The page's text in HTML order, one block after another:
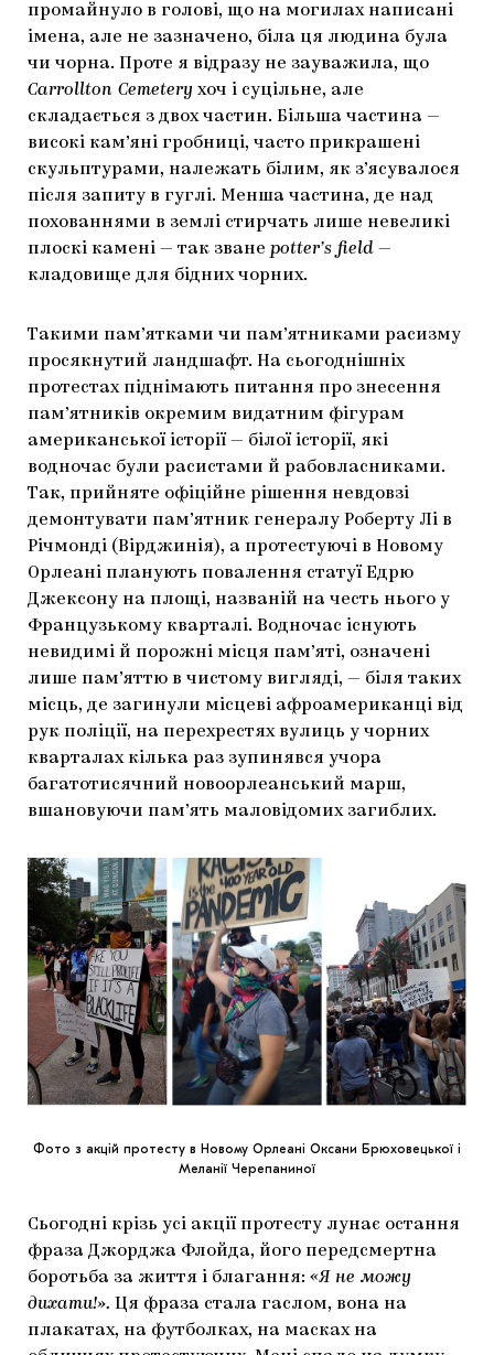
промайнуло в голові, що на могилах написані
імена, але не зазначено, біла ця людина була
чи чорна. Проте я відразу не зауважила, що
Carrollton Cemetery хоч і суцільне, але
складається з двох частин. Більша частина —
високі кам’яні гробниці, часто прикрашені
скульптурами, належать білим, як з’ясувалося
після запиту в гуглі. Менша частина, де над
похованнями в землі стирчать лише невеликі
плоскі камені — так зване potter’s field —
кладовище для бідних чорних.
Такими пам’ятками чи пам’ятниками расизму
просякнутий ландшафт. На сьогоднішніх
протестах піднімають питання про знесення
пам’ятників окремим видатним фігурам
американської історії — білої історії, які
водночас були расистами й рабовласниками.
Так, прийняте офіційне рішення невдовзі
демонтувати пам’ятник генералу Роберту Лі в
Річмонді (Вірджинія), а протестуючі в Новому
Орлеані планують повалення статуї Едрю
Джексону на площі, названій на честь нього у
Французькому кварталі. Водночас існують
невидимі й порожні місця пам’яті, означені
лише пам’яттю в чистому вигляді, — біля таких
місць, де загинули місцеві афроамериканці від
рук поліції, на перехрестях вулиць у чорних
кварталах кілька раз зупинявся учора
багатотисячний новоорлеанський марш,
вшановуючи пам’ять маловідомих загиблих.
Фото з акцій протесту в Новому Орлеані Оксани Брюховецької і
Меланії Черепаниної
Сьогодні крізь усі акції протесту лунає остання
фраза Джорджа Флойда, його передсмертна
боротьба за життя і благання: «Я не можу
дихати!». Ця фраза стала гаслом, вона на
плакатах, на футболках, на масках на